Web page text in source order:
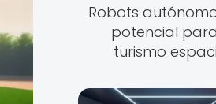
Robots
potencial
turismo